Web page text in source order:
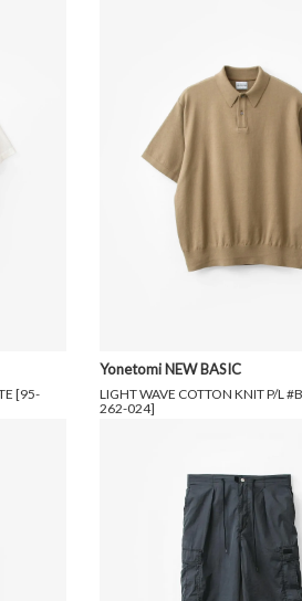
[95-
Yonetomi NEW BASIC
LIGHT WAVE COTTON KNIT P/L
262-024]